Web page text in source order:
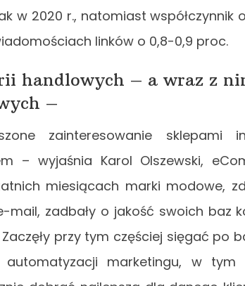
w 2020 r., natomiast współczynnik
linków o 0,8-0,9 proc.
handlowych – a wraz z
–
zainteresowanie sklepami
– wyjaśnia Karol Olszewski,
miesiącach marki modowe,
mail, zadbały o jakość swoich baz
przy tym częściej sięgać po
marketingu, w tym